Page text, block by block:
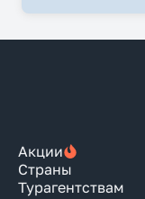
Акции
Страны
Турагентствам